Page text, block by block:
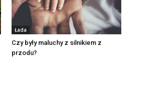
Łada
Czy były maluchy z silnikiem z
przodu?